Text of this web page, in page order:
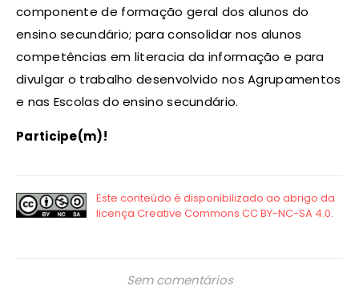
componente de formação geral dos alunos do
ensino secundário; para consolidar nos alunos
competências em literacia da informação e para
divulgar o trabalho desenvolvido nos Agrupamentos
e nas Escolas do ensino secundário.
Participe(m)!
Sem comentários